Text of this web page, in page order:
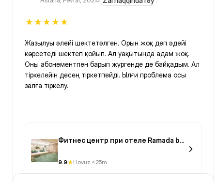
Жазылуы әлейі шектетәлген. Орын жоқ деп әдейі
көрсетеді шектеп қойып. Ал уақытында адам жоқ.
Оны абонементпен барып жүргенде де байқадым. Ал
тіркелейін десең тіркетпейді. Ылғи проблема осы
залға тіркелу.
Фитнес центр при отеле Ramada by
9.9 Hovuz <25m